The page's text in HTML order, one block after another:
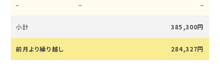
– – –
小計 385,300円
前月より繰り越し 284,327円